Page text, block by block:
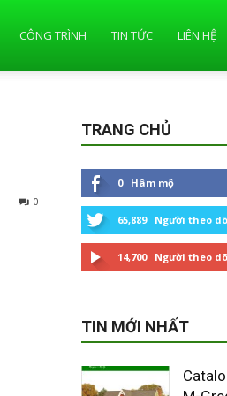
CÔNG TRÌNH TIN TỨC LIÊN HỆ
0
TRANG CHỦ
0 Hâm mộ
65,889 Người theo
14,700 Người theo
TIN MỚI NHẤT